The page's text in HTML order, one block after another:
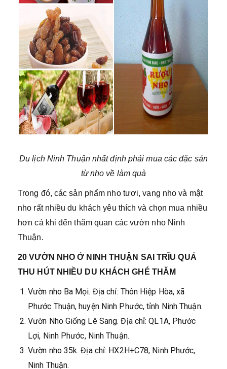
Du lịch Ninh Thuận nhất định phải mua các đặc sản
từ nho về làm quà
Trong đó, các sản phẩm nho tươi, vang nho và mật
nho rất nhiều du khách yêu thích và chọn mua nhiều
hơn cả khi đến thăm quan các vườn nho Ninh
Thuận.
20 VƯỜN NHO Ở NINH THUẬN SAI TRĨU QUẢ
THU HÚT NHIỀU DU KHÁCH GHÉ THĂM
Vườn nho Ba Mọi. Địa chỉ: Thôn Hiệp Hòa, xã
Phước Thuận, huyện Ninh Phước, tỉnh Ninh Thuận.
Vườn Nho Giống Lê Sang. Địa chỉ: QL1A, Phước
Lợi, Ninh Phước, Ninh Thuận.
Vườn nho 35k. Địa chỉ: HX2H+C78, Ninh Phước,
Ninh Thuận.